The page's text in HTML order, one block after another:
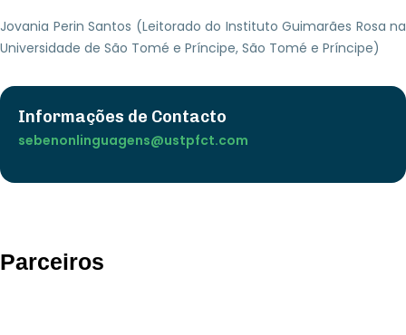
Jovania Perin Santos (Leitorado do Instituto Guimarães Rosa na
Universidade de São Tomé e Príncipe, São Tomé e Príncipe)
Informações de Contacto
sebenonlinguagens@ustpfct.com
Parceiros